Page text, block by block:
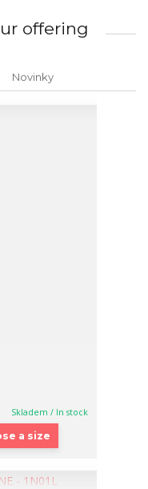
offering
Novinky
Skladem / In stock
a size